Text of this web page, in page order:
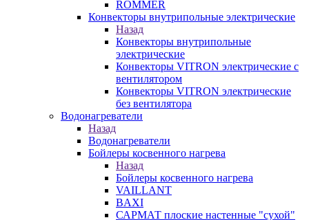
ROMMER
Конвекторы внутрипольные электрические
Назад
Конвекторы внутрипольные
электрические
Конвекторы VITRON электрические с
вентилятором
Конвекторы VITRON электрические
без вентилятора
Водонагреватели
Назад
Водонагреватели
Бойлеры косвенного нагрева
Назад
Бойлеры косвенного нагрева
VAILLANT
BAXI
САРМАТ плоские настенные "сухой"